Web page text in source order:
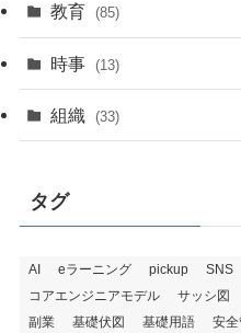
教育 (85)
時事 (13)
組織 (33)
タグ
AI eラーニング pickup SNS
コアエンジニアモデル
サッシ図
副業
基礎伏図 基礎用語 安全